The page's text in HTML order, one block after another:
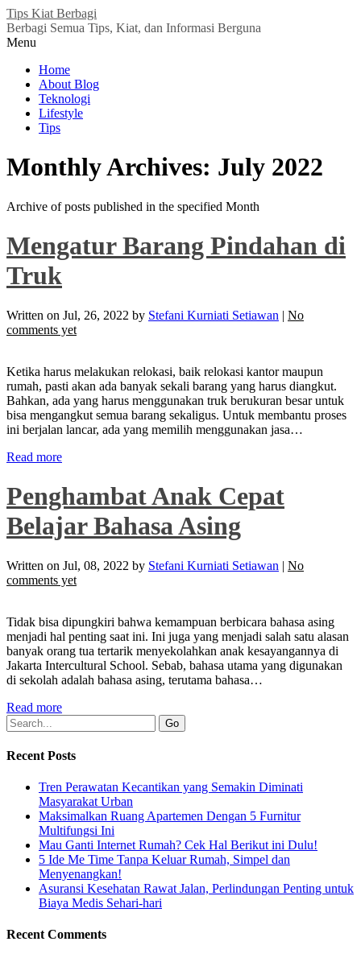
Tips Kiat Berbagi
Berbagi Semua Tips, Kiat, dan Informasi Berguna
Menu
Home
About Blog
Teknologi
Lifestyle
Tips
Monthly Archives: July 2022
Archive of posts published in the specified Month
Mengatur Barang Pindahan di
Truk
Written on Jul, 26, 2022 by Stefani Kurniati Setiawan | No
comments yet
Ketika harus melakukan relokasi, baik relokasi kantor maupun
rumah, pasti akan ada banyak sekali barang yang harus diangkut.
Bahkan, ada yang harus menggunakan truk berukuran besar untuk
bisa mengangkut semua barang sekaligus. Untuk membantu proses
ini berjalan lancar, ada yang memilih menggunakan jasa…
Read more
Penghambat Anak Cepat
Belajar Bahasa Asing
Written on Jul, 08, 2022 by Stefani Kurniati Setiawan | No
comments yet
Tidak bisa dipungkiri bahwa kemampuan berbicara bahasa asing
menjadi hal penting saat ini. Ini juga yang menjadi salah satu alasan
banyak orang tua tertarik menyekolahkan anak kesayangannya di
Jakarta Intercultural School. Sebab, bahasa utama yang digunakan
di sekolah adalah bahasa asing, terutama bahasa…
Read more
Recent Posts
Tren Perawatan Kecantikan yang Semakin Diminati
Masyarakat Urban
Maksimalkan Ruang Apartemen Dengan 5 Furnitur
Multifungsi Ini
Mau Ganti Internet Rumah? Cek Hal Berikut ini Dulu!
5 Ide Me Time Tanpa Keluar Rumah, Simpel dan
Menyenangkan!
Asuransi Kesehatan Rawat Jalan, Perlindungan Penting untuk
Biaya Medis Sehari-hari
Recent Comments